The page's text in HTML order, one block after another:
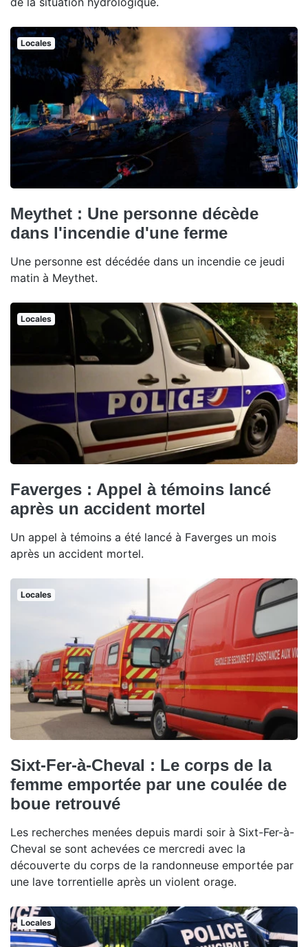
Locales
Meythet : Une personne décède
dans l'incendie d'une ferme
Une personne est décédée dans un incendie ce jeudi
matin à Meythet.
Locales
Faverges : Appel à témoins lancé
après un accident mortel
Un appel à témoins a été lancé à Faverges un mois
après un accident mortel.
Locales
Sixt-Fer-à-Cheval : Le corps de la
femme emportée par une coulée de
boue retrouvé
Les recherches menées depuis mardi soir à Sixt-Fer-à-
Cheval se sont achevées ce mercredi avec la
découverte du corps de la randonneuse emportée par
une lave torrentielle après un violent orage.
Locales